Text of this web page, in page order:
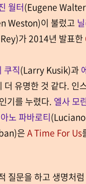
월터(Eugene
Weston)이 불렀고
가 2014년 발표한
쿠직(Larry Kusik)과
더 유명한 것 같다. 인
기를 누렸다. 엘사 모
노 파바로티
은A Time For Us
질문을 하고 생명처